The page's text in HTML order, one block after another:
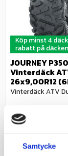
Samtycke
Köp minst 4
rabatt på
JOURNEY P350
Vinterdäck
26x9,00R12
Vinterdäck ATV
2 830
4 375
Köp